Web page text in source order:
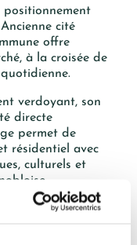
positionnement
cité
offre
à la croisée de
verdoyant, son
directe
permet de
résidentiel avec
culturels et
le choix d’une